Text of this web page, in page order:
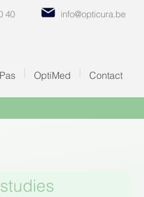
40 info@opticura.be
OptiMed Contact